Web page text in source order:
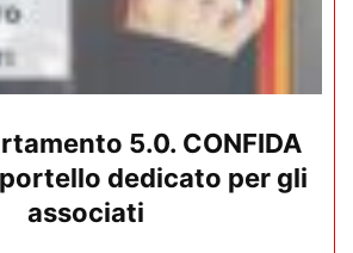
5.0. CONFIDA
dedicato per gli
associati